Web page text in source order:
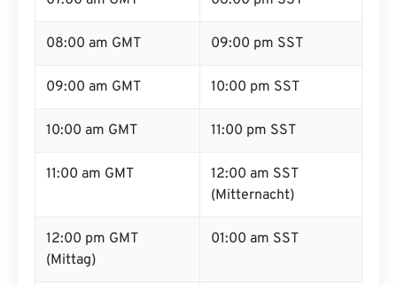
08:00 am GMT 09:00 pm SST
09:00 am GMT 10:00 pm SST
10:00 am GMT 11:00 pm SST
11:00 am GMT
12:00 am SST
(Mitternacht)
12:00 pm GMT
(Mittag)
01:00 am SST